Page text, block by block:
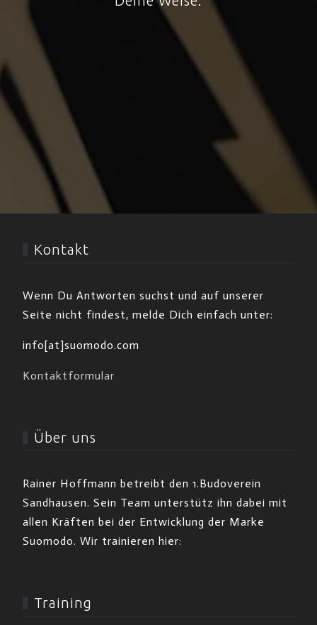
Kontakt
Wenn Du Antworten suchst und auf unserer
Seite nicht findest, melde Dich einfach unter:
info[at]suomodo.com
Kontaktformular
Über uns
Rainer Hoffmann betreibt den 1.Budoverein
Sandhausen. Sein Team unterstütz ihn dabei mit
allen Kräften bei der Entwicklung der Marke
Suomodo. Wir trainieren hier:
Training